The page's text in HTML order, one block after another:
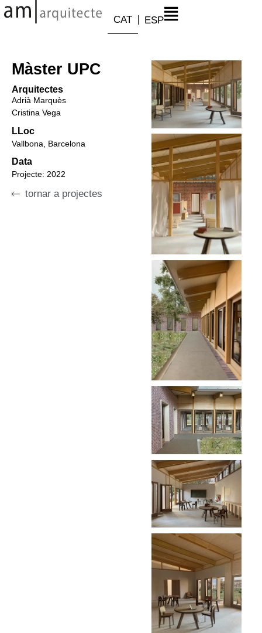
CAT ESP
Màster UPC
Arquitectes
Adrià Marquès
Cristina Vega
LLoc
Vallbona, Barcelona
Data
Projecte: 2022
tornar a projectes